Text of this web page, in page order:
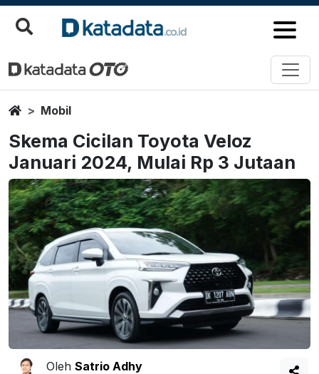
HomeMobil
Skema Cicilan Toyota Veloz
Januari 2024, Mulai Rp 3 Jutaan
Oleh Satrio Adhy